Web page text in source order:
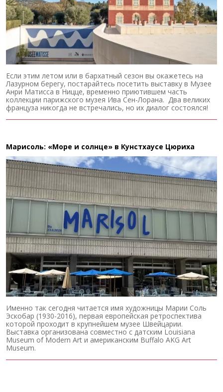
Если этим летом или в бархатный сезон вы окажетесь на
Лазурном берегу, постарайтесь посетить выставку в Музее
Анри Матисса в Ницце, временно приютившем часть
коллекции парижского музея Ива Сен-Лорана. Два великих
француза никогда не встречались, но их диалог состоялся!
Марисоль: «Море и солнце» в Кунстхаусе Цюриха
Именно так сегодня читается имя художницы Марии Соль
Эскобар (1930-2016), первая европейская ретроспектива
которой проходит в крупнейшем музее Швейцарии.
Выставка организована совместно с датским Louisiana
Museum of Modern Art и американским Buffalo AKG Art
Museum.